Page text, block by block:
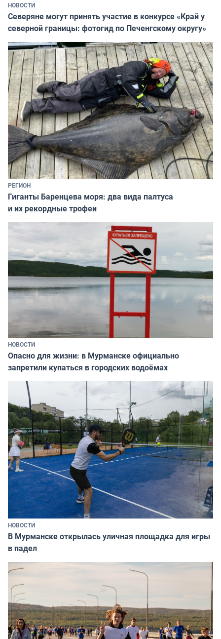
НОВОСТИ
Северяне могут принять участие в конкурсе «Край у
северной границы: фотогид по Печенгскому округу»
РЕГИОН
Гиганты Баренцева моря: два вида палтуса
и их рекордные трофеи
НОВОСТИ
Опасно для жизни: в Мурманске официально
запретили купаться в городских водоёмах
НОВОСТИ
В Мурманске открылась уличная площадка для игры
в падел